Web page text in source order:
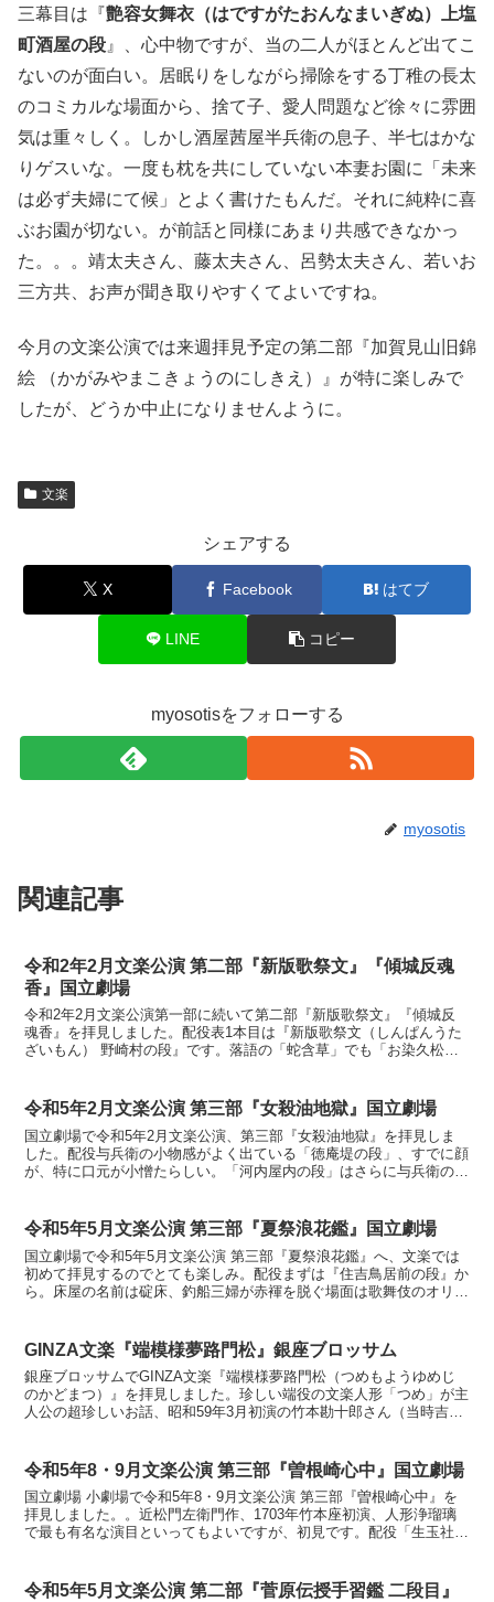
三幕目は『艶容女舞衣（はですがたおんなまいぎぬ）上塩
町酒屋の段 』、心中物ですが、当の二人がほとんど出てこ
ないのが面白い。居眠りをしながら掃除をする丁稚の長太
のコミカルな場面から、捨て子、愛人問題など徐々に雰囲
気は重々しく。しかし酒屋茜屋半兵衛の息子、半七はかな
りゲスいな。一度も枕を共にしていない本妻お園に「未来
は必ず夫婦にて候」とよく書けたもんだ。それに純粋に喜
ぶお園が切ない。が前話と同様にあまり共感できなかっ
た。。。靖太夫さん、藤太夫さん、呂勢太夫さん、若いお
三方共、お声が聞き取りやすくてよいですね。
今月の文楽公演では来週拝見予定の第二部『加賀見山旧錦
絵 （かがみやまこきょうのにしきえ）』が特に楽しみで
したが、どうか中止になりませんように。
文楽
シェアする
X Facebook はてブ
LINE コピー
myosotisをフォローする
myosotis
関連記事
令和2年2月文楽公演 第二部『新版歌祭文』『傾城反魂
香』国立劇場
令和2年2月文楽公演第一部に続いて第二部『新版歌祭文』『傾城反
魂香』を拝見しました。配役表1本目は『新版歌祭文（しんぱんうた
ざいもん） 野崎村の段』です。落語の「蛇含草」でも「お染久松夫
令和5年2月文楽公演 第三部『女殺油地獄』国立劇場
国立劇場で令和5年2月文楽公演、第三部『女殺油地獄』を拝見しま
した。配役与兵衛の小物感がよく出ている「徳庵堤の段」、すでに顔
が、特に口元が小憎たらしい。「河内屋内の段」はさらに与兵衛の放
令和5年5月文楽公演 第三部『夏祭浪花鑑』国立劇場
国立劇場で令和5年5月文楽公演 第三部『夏祭浪花鑑』へ、文楽では
初めて拝見するのでとても楽しみ。配役まずは『住吉鳥居前の段』か
ら。床屋の名前は碇床、釣船三婦が赤褌を脱ぐ場面は歌舞伎のオリジ
GINZA文楽『端模様夢路門松』銀座ブロッサム
銀座ブロッサムでGINZA文楽『端模様夢路門松（つめもようゆめじ
のかどまつ）』を拝見しました。珍しい端役の文楽人形「つめ」が主
人公の超珍しいお話、昭和59年3月初演の竹本勘十郎さん（当時吉田
令和5年8・9月文楽公演 第三部『曽根崎心中』国立劇場
国立劇場 小劇場で令和5年8・9月文楽公演 第三部『曽根崎心中』を
拝見しました。。近松門左衛門作、1703年竹本座初演、人形浄瑠璃
で最も有名な演目といってもよいですが、初見です。配役「生玉社前
令和5年5月文楽公演 第二部『菅原伝授手習鑑 二段目』